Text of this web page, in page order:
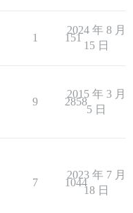
1 151
2024 年 8 月
15 日
9 2858
2015 年 3 月
5 日
7 1044
2023 年 7 月
18 日